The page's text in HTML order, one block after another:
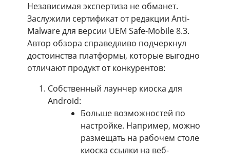
Независимая экспертиза не обманет.
Заслужили сертификат от редакции Anti-
Malware для версии UEM Safe-Mobile 8.3.
Автор обзора справедливо подчеркнул
достоинства платформы, которые выгодно
отличают продукт от конкурентов:
Собственный лаунчер киоска для
Android:
Больше возможностей по
настройке. Например, можно
размещать на рабочем столе
киоска ссылки на веб-